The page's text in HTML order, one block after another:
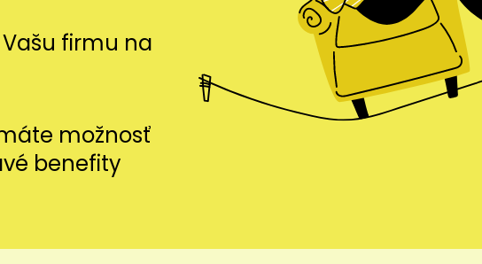
firmu na
možnosť
benefity